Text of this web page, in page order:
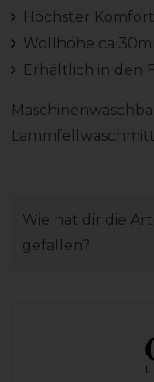
Höchster Komfort
Wollhöhe ca
Erhältlich in den
Wie hat dir die
gefallen?